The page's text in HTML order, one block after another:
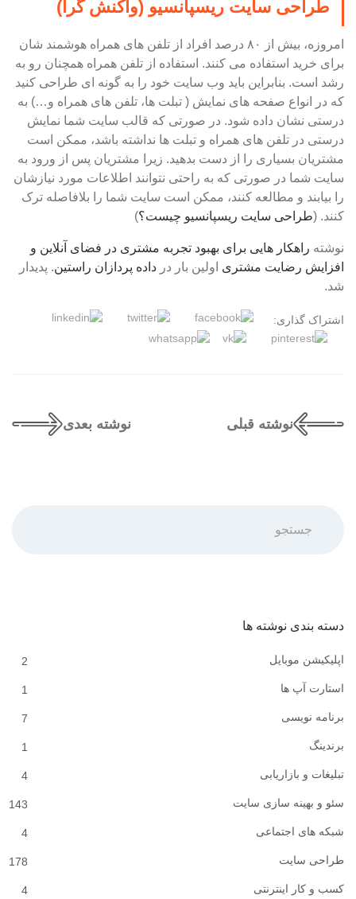
طراحی سایت ریسپانسیو (واکنش گرا)
امروزه، بیش از ۸۰ درصد افراد از تلفن های همراه هوشمند شان
برای خرید استفاده می کنند. استفاده از تلفن همراه همچنان رو به
رشد است. بنابراین باید وب سایت خود را به گونه ای طراحی کنید
که در انواع صفحه های نمایش ( تبلت ها، تلفن های همراه و…) به
درستی نشان داده شود. در صورتی که قالب سایت شما نمایش
درستی در تلفن های همراه و تبلت ها نداشته باشد، ممکن است
مشتریان بسیاری را از دست بدهید. زیرا مشتریان پس از ورود به
سایت شما در صورتی که به راحتی نتوانند اطلاعات مورد نیازشان
را بیابند و مطالعه کنند، ممکن است سایت شما را بلافاصله ترک
کنند. (طراحی سایت ریسپانسیو چیست؟)
نوشته راهکار هایی برای بهبود تجربه مشتری در فضای آنلاین و
افزایش رضایت مشتری اولین بار در داده پردازان راستین. پدیدار
شد.
اشتراک گذاری:
نوشته قبلی نوشته بعدی
دسته بندی نوشته ها
2 اپلیکیشن موبایل
1 استارت آپ ها
7 برنامه نویسی
1 برندینگ
4 تبلیغات و بازاریابی
143 سئو و بهینه سازی سایت
4 شبکه های اجتماعی
178 طراحی سایت
4 کسب و کار اینترنتی